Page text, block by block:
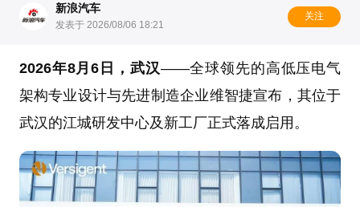
新浪汽车
发表于 2026/08/06 18:21
关注
2026年8月6日，武汉——全球领先的高低压电气
架构专业设计与先进制造企业维智捷宣布，其位于
武汉的江城研发中心及新工厂正式落成启用。